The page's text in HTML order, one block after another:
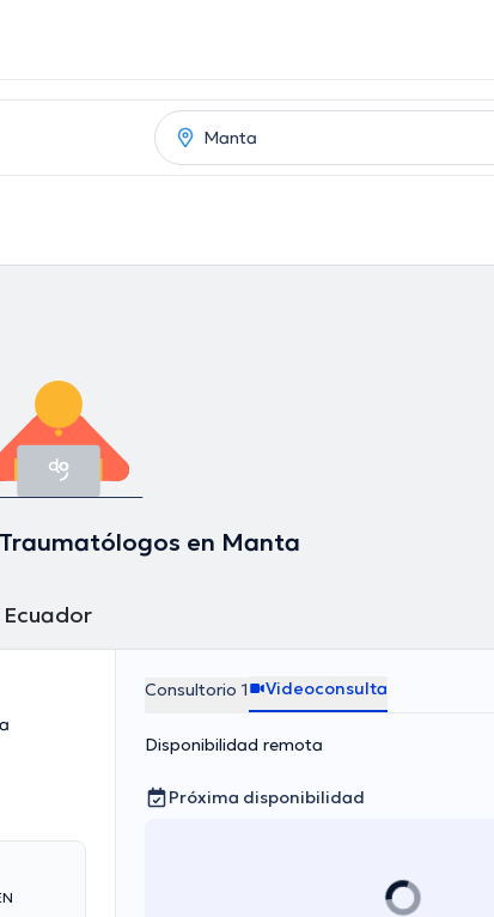
en Manta
Consultorio 1 Videoconsulta
Disponibilidad remota
Próxima disponibilidad